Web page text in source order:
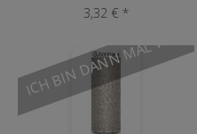
Creme
3,32 € *
ICH BIN DANN MAL WEG